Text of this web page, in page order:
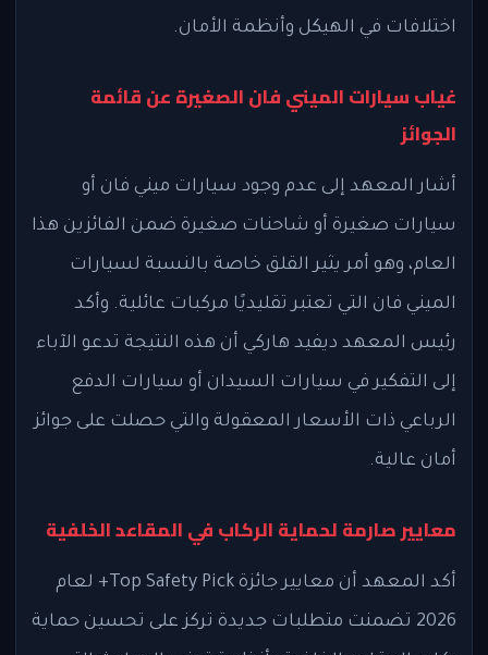
اختلافات في الهيكل وأنظمة الأمان.
غياب سيارات الميني فان الصغيرة عن قائمة
الجوائز
أشار المعهد إلى عدم وجود سيارات ميني فان أو
سيارات صغيرة أو شاحنات صغيرة ضمن الفائزين هذا
العام، وهو أمر يثير القلق خاصة بالنسبة لسيارات
الميني فان التي تعتبر تقليديًا مركبات عائلية. وأكد
رئيس المعهد ديفيد هاركي أن هذه النتيجة تدعو الآباء
إلى التفكير في سيارات السيدان أو سيارات الدفع
الرباعي ذات الأسعار المعقولة والتي حصلت على جوائز
أمان عالية.
معايير صارمة لحماية الركاب في المقاعد الخلفية
أكد المعهد أن معايير جائزة Top Safety Pick+ لعام
2026 تضمنت متطلبات جديدة تركز على تحسين حماية